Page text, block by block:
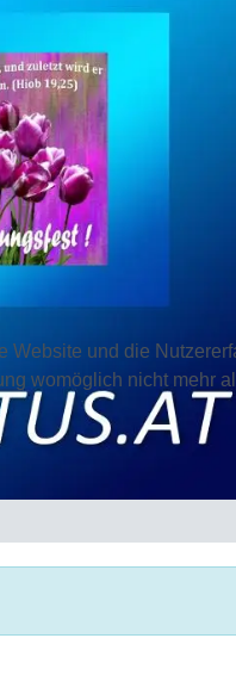
und die
womöglich nicht mehr